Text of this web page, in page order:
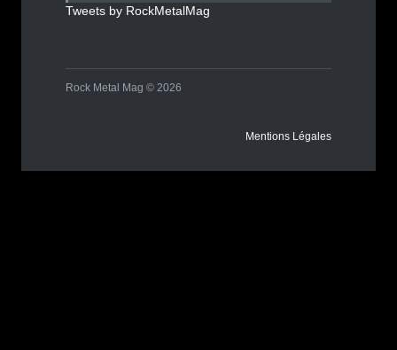
Tweets by RockMetalMag
Rock Metal Mag © 2026
Mentions Légales